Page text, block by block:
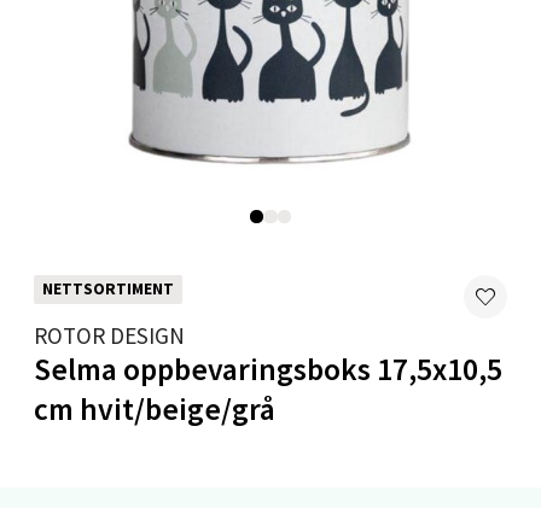
NETTSORTIMENT
ROTOR DESIGN
Selma oppbevaringsboks 17,5x10,5
cm hvit/beige/grå
Bryne/Jæren - M44
Jupiterveien 2, 4340 Bryne